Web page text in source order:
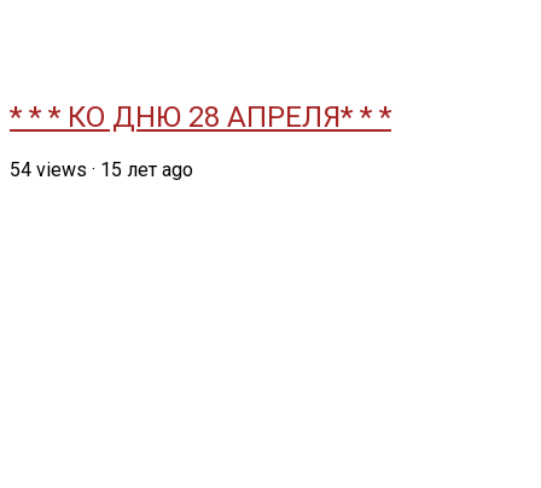
* * * КО ДНЮ 28 АПРЕЛЯ* * *
54 views · 15 лет ago